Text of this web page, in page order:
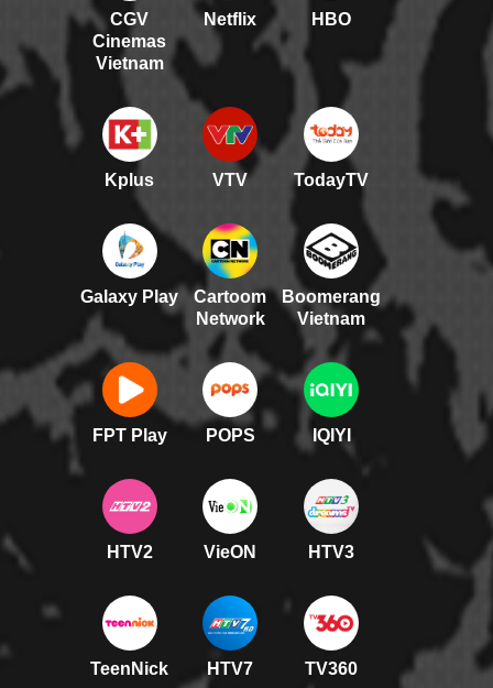
CGV
Cinemas
Vietnam
Netflix HBO
Kplus VTV TodayTV
Galaxy Play
Cartoom
Network
Boomerang
Vietnam
FPT Play POPS IQIYI
HTV2 VieON HTV3
TeenNick HTV7 TV360